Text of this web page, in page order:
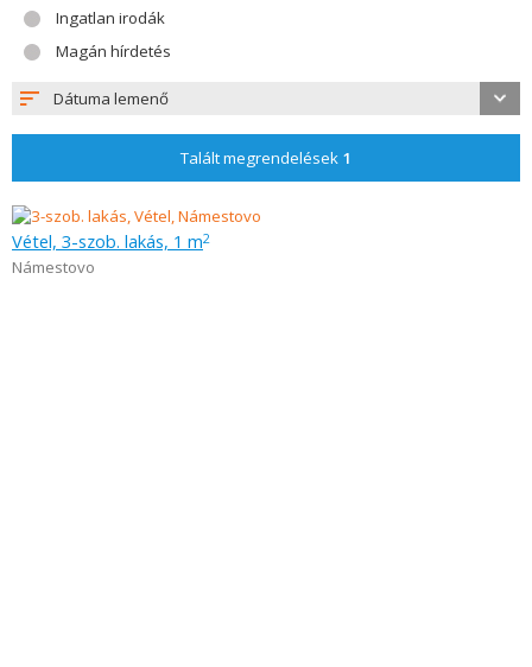
Ingatlan irodák
Magán hírdetés
Dátuma lemenő
Talált megrendelések 1
Vétel, 3-szob. lakás, 1 m2
Námestovo